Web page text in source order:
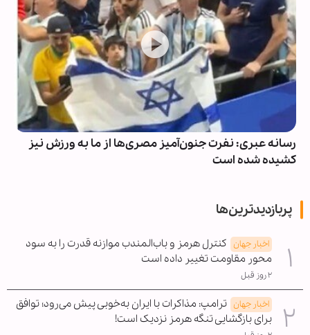
رسانه‌ عبری: نفرت جنون‌آمیز مصری‌ها از ما به ورزش نیز
کشیده شده است
پربازدیدترین‌ها
اخبار جهان کنترل هرمز و باب‌المندب موازنه قدرت را به سود
محور مقاومت تغییر داده است
۲ روز قبل
اخبار جهان ترامپ: مذاکرات با ایران به‌خوبی پیش می‌رود؛ توافق
برای بازگشایی تنگه هرمز نزدیک است!